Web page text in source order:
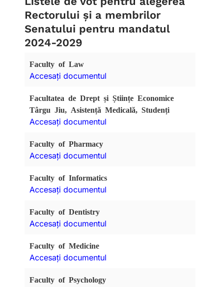
Rectorului și a membrilor
Senatului pentru mandatul
2024-2029
Faculty of Law
Accesați documentul
Facultatea de Drept și Științe Economice
Târgu Jiu, Asistență Medicală, Studenți
Accesați documentul
Faculty of Pharmacy
Accesați documentul
Faculty of Informatics
Accesați documentul
Faculty of Dentistry
Accesați documentul
Faculty of Medicine
Accesați documentul
Faculty of Psychology